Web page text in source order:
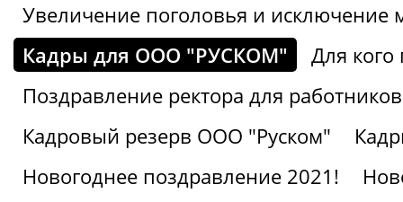
Увеличение поголовья и исключение
Кадры для ООО "РУСКОМ"
Для кого
Поздравление ректора для
Кадровый резерв ООО "Руском"
Новогоднее поздравление 2021!